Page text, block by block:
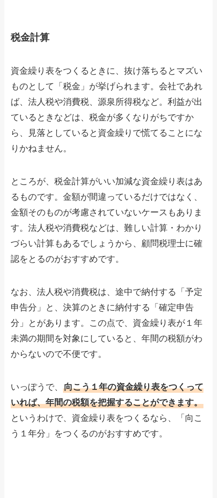
税金計算
資金繰り表をつくるときに、抜け落ちるとマズい
ものとして「税金」が挙げられます。会社であれ
ば、法人税や消費税、源泉所得税など。利益が出
ているときなどは、税金が多くなりがちですか
ら、見落としていると資金繰りで慌てることにな
りかねません。
ところが、税金計算がいい加減な資金繰り表はあ
るものです。金額が間違っているだけではなく、
金額そのものが考慮されていないケースもありま
す。法人税や消費税などは、難しい計算・わかり
づらい計算もあるでしょうから、顧問税理士に確
認をとるのがおすすめです。
なお、法人税や消費税は、途中で納付する「予定
申告分」と、決算のときに納付する「確定申告
分」とがあります。この点で、資金繰り表が１年
未満の期間を対象にしていると、年間の税額がわ
からないので不便です。
いっぽうで、向こう１年の資金繰り表をつくって
いれば、年間の税額を把握することができます。
というわけで、資金繰り表をつくるなら、「向こ
う１年分」をつくるのがおすすめです。